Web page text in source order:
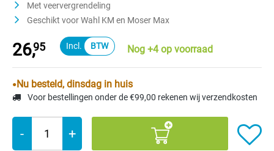
Met veervergrendeling
Geschikt voor Wahl KM en Moser Max
26,95 Nog +4 op voorraad
Nu besteld, dinsdag in huis
Voor bestellingen onder de €99,00 rekenen wij verzendkosten
- +